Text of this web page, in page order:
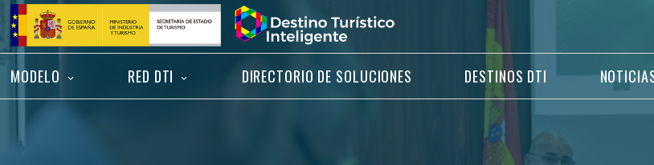
Saltar
contenido
Inicio
MODELO RED DTI DIRECTORIO DE SOLUCIONES DESTINOS DTI